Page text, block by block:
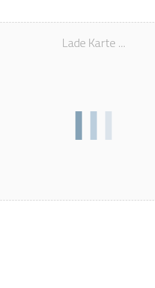
Lade Karte ...